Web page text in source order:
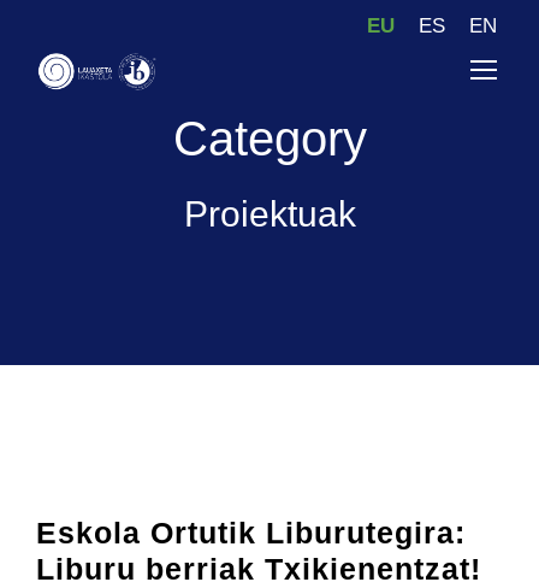
EU ES EN
Category
Proiektuak
Eskola Ortutik Liburutegira:
Liburu berriak Txikienentzat!